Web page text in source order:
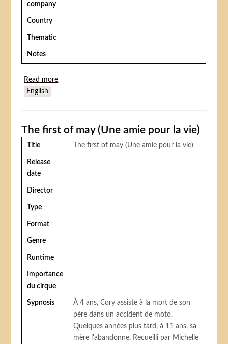
company
Country
Thematic
Notes
Read more
English
The first of may (Une amie pour la vie)
Title The first of may (Une amie pour la vie)
Release
date
Director
Type
Format
Genre
Runtime
Importance
du cirque
Sypnosis
À 4 ans, Cory assiste à la mort de son
père dans un accident de moto.
Quelques années plus tard, à 11 ans, sa
mère l'abandonne. Recueilli par Michelle